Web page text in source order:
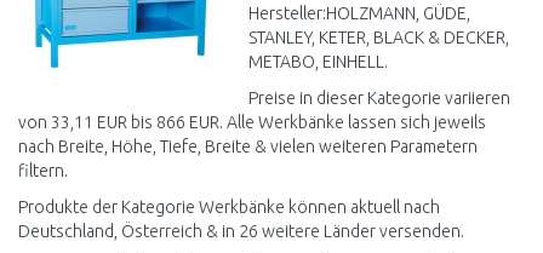
Hersteller:HOLZMANN, GÜDE,
STANLEY, KETER, BLACK & DECKER,
METABO, EINHELL.
Preise in dieser Kategorie variieren
von 33,11 EUR bis 866 EUR. Alle Werkbänke lassen sich jeweils
nach Breite, Höhe, Tiefe, Breite & vielen weiteren Parametern
filtern.
Produkte der Kategorie Werkbänke können aktuell nach
Deutschland, Österreich & in 26 weitere Länder versenden.